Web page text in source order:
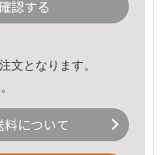
認する
文となります。
について